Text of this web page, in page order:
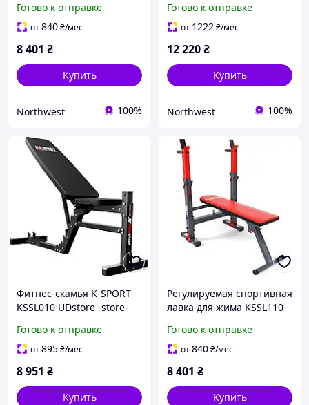
Готово к отправке
от840₴/мес
8 401 ₴
Купить
Northwest 100%
Northwest
Готово к отправке
от 1222₴/мес
12 220₴
Купить
Northwest 100%
Фитнес-скамья K-SPORT
KSSL010 UDstore -store-
Готово к отправке
от895₴/мес
8 951 ₴
Купить
Регулируемая спортивная
лавка для жима KSSL110
with-good-prices-
Готово к отправке
от840₴/мес
8 401 ₴
Купить